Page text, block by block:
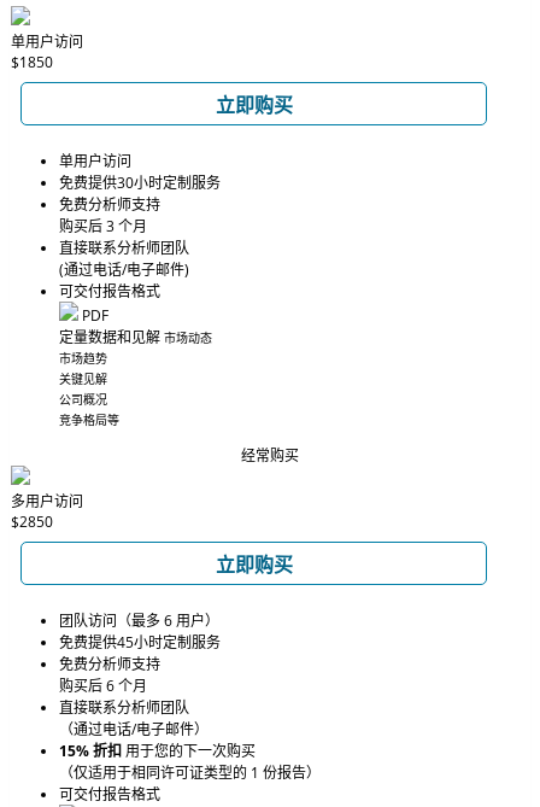
单用户访问
$1850
立即购买
单用户访问
免费提供30小时定制服务
免费分析师支持
购买后 3 个月
直接联系分析师团队
(通过电话/电子邮件)
可交付报告格式
PDF
定量数据和见解 市场动态
市场趋势
关键见解
公司概况
竞争格局等
经常购买
多用户访问
$2850
立即购买
团队访问（最多 6 用户）
免费提供45小时定制服务
免费分析师支持
购买后 6 个月
直接联系分析师团队
（通过电话/电子邮件）
15% 折扣用于您的下一次购买
（仅适用于相同许可证类型的 1 份报告）
可交付报告格式